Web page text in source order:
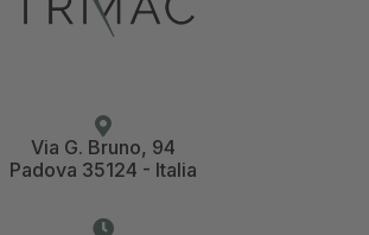
Via G. Bruno, 94
Padova 35124 - Italia